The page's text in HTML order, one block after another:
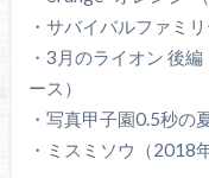
・サバイバルファミ
・3月のライオン 後
ース）
・写真甲子園0.5秒の
・ミスミソウ（2018